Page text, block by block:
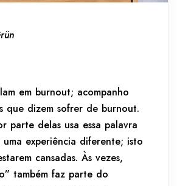
em burnout; acompanho
que dizem sofrer de burnout.
parte delas usa essa palavra
experiência diferente; isto
cansadas. Às vezes,
também faz parte do